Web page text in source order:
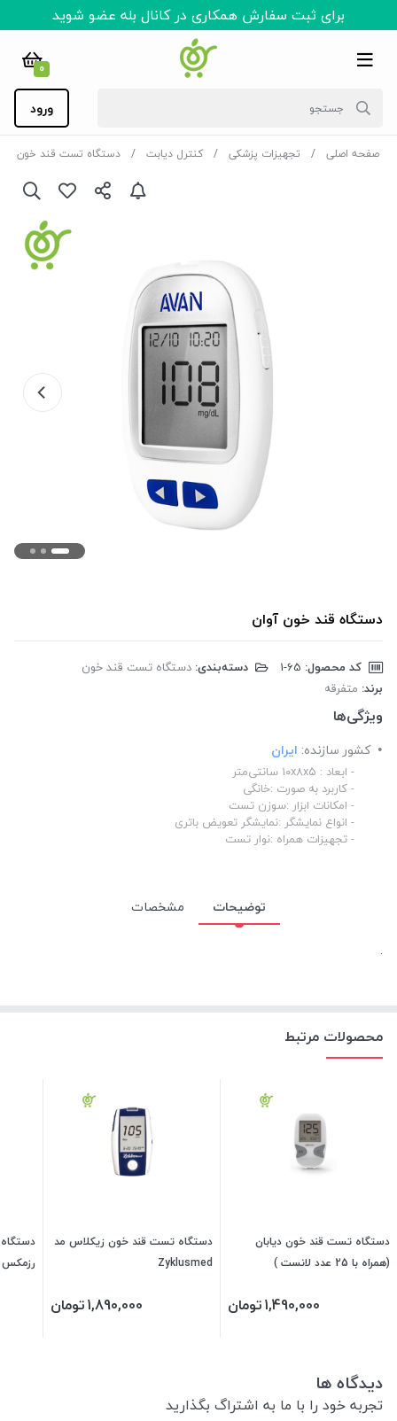
برای ثبت سفارش همکاری در کانال بله عضو شوید
0
ورود
صفحه اصلی تجهیزات پزشکی کنترل دیابت دستگاه تست قند خون
دستگاه قند خون آوان
کد محصول: دسته‌بندی: دستگاه تست قند خون
برند: متفرقه
ویژگی‌ها
کشور سازنده: ایران
- ابعاد : ۱۰x۸x۵ سانتی‌متر
- کاربرد به صورت :خانگی
- امکانات ابزار :سوزن تست
- انواع نمایشگر :نمایشگر تعویض باتری
- تجهیزات همراه :نوار تست
توضیحات
مشخصات
.
محصولات مرتبط
دستگاه تست قند خون دیابان
(همراه با 25 عدد لانست )
1,490,000تومان
دستگاه تست قند خون زیکلاس مد
Zyklusmed
1,890,000تومان
دیدگاه ها
تجربه خود را با ما به اشتراگ بگذارید